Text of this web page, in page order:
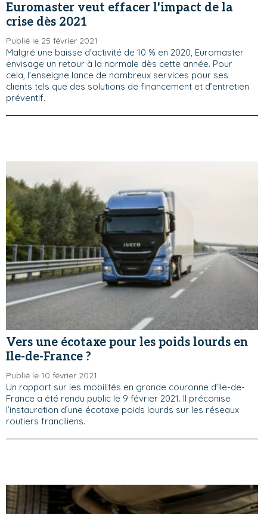
Euromaster veut effacer l'impact de la
crise dès 2021
Publié le 25 février 2021
Malgré une baisse d'activité de 10 % en 2020, Euromaster
envisage un retour à la normale dès cette année. Pour
cela, l'enseigne lance de nombreux services pour ses
clients tels que des solutions de financement et d’entretien
préventif.
Vers une écotaxe pour les poids lourds en
Ile-de-France ?
Publié le 10 février 2021
Un rapport sur les mobilités en grande couronne d’Ile-de-
France a été rendu public le 9 février 2021. Il préconise
l’instauration d’une écotaxe poids lourds sur les réseaux
routiers franciliens.